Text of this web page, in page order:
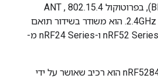
אנרגיה נמוכה (Bluetooth 5), בפרוטוקול 802.15.4 , ANT
ובפרוטוקולים קנייניים של 2.4GHz. הוא משודר בשידור תואם
למכשירי nRF52 Series, nRF51 Series ו-nRF24 Series מ-
OpenThread שפועל ב-nRF52840 הוא רכיב שאושר על ידי